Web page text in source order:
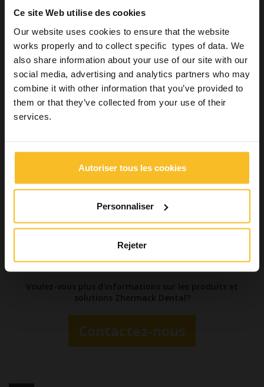
Ce site Web utilise des cookies
Our website uses cookies to ensure that the website
works properly and to collect specific types of data. We
also share information about your use of our site with our
social media, advertising and analytics partners who may
combine it with other information that you’ve provided to
them or that they’ve collected from your use of their
services.
Autoriser tous les cookies
Personnaliser
Rejeter
Une alternative à ce matériau est représentée par les
par addition, commeOcclufast CAD
Zhermack exprès pour l’enregistrement occlusal. La consistance
est vraiment intéressante, imperceptible pour le patient mais
avec une dureté élevée, idéale pour permettre un fraisage facile
et éviter les compressions et repositionnements erronés.
Les silicones par addition sont faciles à positionner et très
précis, en plus de présenter des temps de réalisation et
durcissement adéquats pour les enregistrements occlusaux
d’intercuspation maximale et pour les clés d’enregistrement
Le produit est applicable à différents moments cliniques grâce à
sa précision élevée, sa dureté élevée, son excellente thixotropie
permettant au matériau d’être distribué de manière uniforme
pour prendre tous les détails, et grâce à sa basse sensibilité aux
Contactez-nous